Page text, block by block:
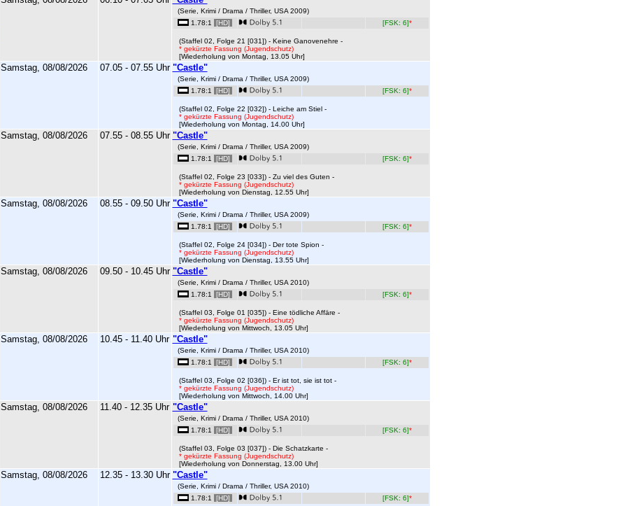
(Serie, Krimi / Drama / Thriller, USA 2009)
1.78:1
[HD] [FSK: 6]*
(Staffel 02, Folge 21 [031]) - Keine Ganovenehre -
* gekürzte Fassung (Jugendschutz)
[Wiederholung von Montag, 13.05 Uhr]
Samstag, 08/08/2026 07.05 - 07.55 Uhr "Castle"
(Serie, Krimi / Drama / Thriller, USA 2009)
1.78:1
[HD] [FSK: 6]*
(Staffel 02, Folge 22 [032]) - Leiche am Stiel -
* gekürzte Fassung (Jugendschutz)
[Wiederholung von Montag, 14.00 Uhr]
Samstag, 08/08/2026 07.55 - 08.55 Uhr "Castle"
(Serie, Krimi / Drama / Thriller, USA 2009)
1.78:1
[HD] [FSK: 6]*
(Staffel 02, Folge 23 [033]) - Zu viel des Guten -
* gekürzte Fassung (Jugendschutz)
[Wiederholung von Dienstag, 12.55 Uhr]
Samstag, 08/08/2026 08.55 - 09.50 Uhr "Castle"
(Serie, Krimi / Drama / Thriller, USA 2009)
1.78:1
[HD] [FSK: 6]*
(Staffel 02, Folge 24 [034]) - Der tote Spion -
* gekürzte Fassung (Jugendschutz)
[Wiederholung von Dienstag, 13.55 Uhr]
Samstag, 08/08/2026 09.50 - 10.45 Uhr "Castle"
(Serie, Krimi / Drama / Thriller, USA 2010)
1.78:1
[HD] [FSK: 6]*
(Staffel 03, Folge 01 [035]) - Eine tödliche Affäre -
* gekürzte Fassung (Jugendschutz)
[Wiederholung von Mittwoch, 13.05 Uhr]
Samstag, 08/08/2026 10.45 - 11.40 Uhr "Castle"
(Serie, Krimi / Drama / Thriller, USA 2010)
1.78:1
[HD] [FSK: 6]*
(Staffel 03, Folge 02 [036]) - Er ist tot, sie ist tot -
* gekürzte Fassung (Jugendschutz)
[Wiederholung von Mittwoch, 14.00 Uhr]
Samstag, 08/08/2026 11.40 - 12.35 Uhr "Castle"
(Serie, Krimi / Drama / Thriller, USA 2010)
1.78:1
[HD] [FSK: 6]*
(Staffel 03, Folge 03 [037]) - Die Schatzkarte -
* gekürzte Fassung (Jugendschutz)
[Wiederholung von Donnerstag, 13.00 Uhr]
Samstag, 08/08/2026 12.35 - 13.30 Uhr "Castle"
(Serie, Krimi / Drama / Thriller, USA 2010)
1.78:1
[HD] [FSK: 6]*